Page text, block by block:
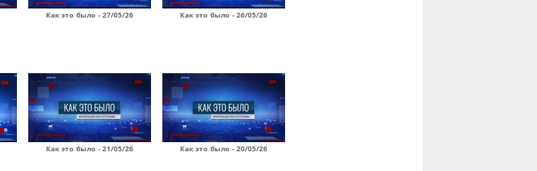
Как это было - 27/05/26 Как это было - 26/05/26
Как это было - 21/05/26 Как это было - 20/05/26